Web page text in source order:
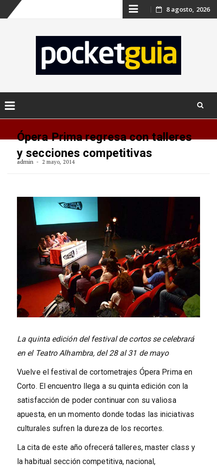
Skip
content
8 agosto, 2026
Ópera Prima regresa con talleres
y secciones competitivas
admin 2 mayo, 2014
La quinta edición del festival de cortos se celebrará
en el Teatro Alhambra, del 28 al 31 de mayo
Vuelve el festival de cortometrajes Ópera Prima en
Corto. El encuentro llega a su quinta edición con la
satisfacción de poder continuar con su valiosa
apuesta, en un momento donde todas las iniciativas
culturales sufren la dureza de los recortes.
La cita de este año ofrecerá talleres, master class y
la habitual sección competitiva, nacional,